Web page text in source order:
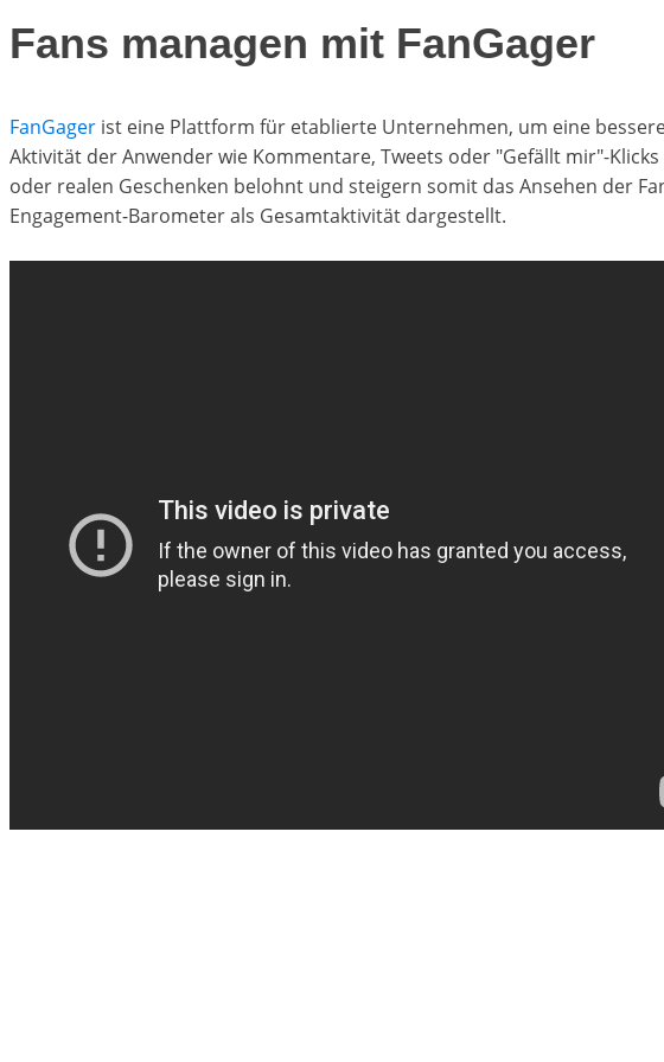
Fans managen mit FanGager
FanGager ist eine Plattform für etablierte Unternehmen, um eine
Aktivität der Anwender wie Kommentare, Tweets oder "Gefällt mir"-
oder realen Geschenken belohnt und steigern somit das Ansehen der
Engagement-Barometer als Gesamtaktivität dargestellt.